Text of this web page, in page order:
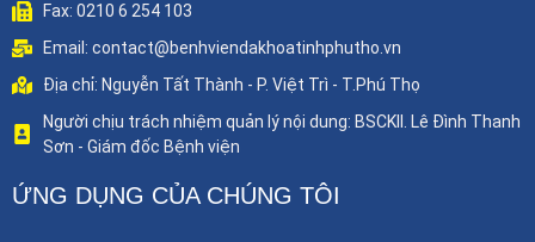
Fax: 0210 6 254 103
Email: contact@benhviendakhoatinhphutho.vn
Địa chỉ: Nguyễn Tất Thành - P. Việt Trì - T.Phú Thọ
Người chịu trách nhiệm quản lý nội dung: BSCKII. Lê Đình Thanh
Sơn - Giám đốc Bệnh viện
ỨNG DỤNG CỦA CHÚNG TÔI